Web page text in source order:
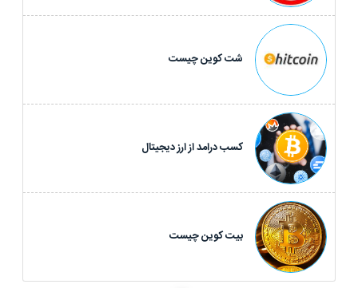
شت کوین چیست
کسب درامد از ارز دیجیتال
بیت کوین چیست